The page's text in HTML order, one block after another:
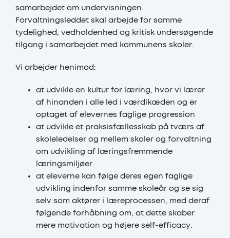
samarbejdet om undervisningen.
Forvaltningsleddet skal arbejde for samme
tydelighed, vedholdenhed og kritisk undersøgende
tilgang i samarbejdet med kommunens skoler.
Vi arbejder henimod:
at udvikle en kultur for læring, hvor vi lærer
af hinanden i alle led i værdikæden og er
optaget af elevernes faglige progression
at udvikle et praksisfællesskab på tværs af
skoleledelser og mellem skoler og forvaltning
om udvikling af læringsfremmende
læringsmiljøer
at eleverne kan følge deres egen faglige
udvikling indenfor samme skoleår og se sig
selv som aktører i læreprocessen, med deraf
følgende forhåbning om, at dette skaber
mere motivation og højere self-efficacy.